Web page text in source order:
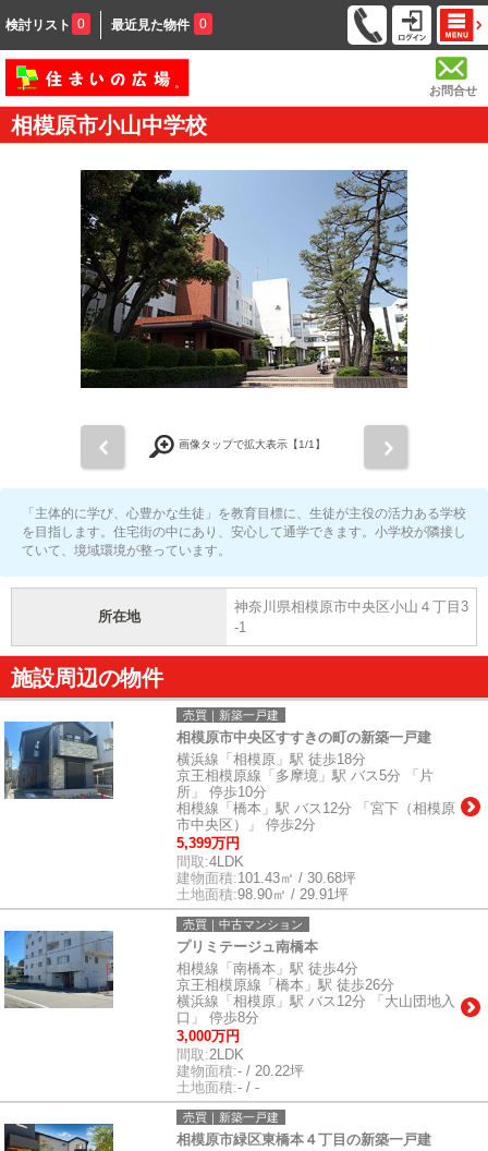
検討リスト 0 最近見た物件 0
お問合せ
相模原市小山中学校
画像タップで拡大表示【1/1】
「主体的に学び、心豊かな生徒」を教育目標に、生徒が主役の活力ある学校
を目指します。住宅街の中にあり、安心して通学できます。小学校が隣接し
ていて、境域環境が整っています。
所在地
神奈川県相模原市中央区小山４丁目3
-1
施設周辺の物件
売買｜新築一戸建
相模原市中央区すすきの町の新築一戸建
横浜線「相模原」駅 徒歩18分
京王相模原線「多摩境」駅 バス5分 「片
所」 停歩10分
相模線「橋本」駅 バス12分 「宮下（相模原
市中央区）」 停歩2分
5,399万円
間取:4LDK
建物面積:101.43㎡ / 30.68坪
土地面積:98.90㎡ / 29.91坪
売買｜中古マンション
プリミテージュ南橋本
相模線「南橋本」駅 徒歩4分
京王相模原線「橋本」駅 徒歩26分
横浜線「相模原」駅 バス12分 「大山団地入
口」 停歩8分
3,000万円
間取:2LDK
建物面積:- / 20.22坪
土地面積:- / -
売買｜新築一戸建
相模原市緑区東橋本４丁目の新築一戸建